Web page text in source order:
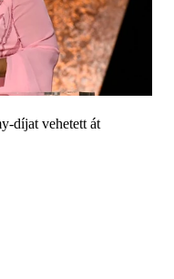
díjat vehetett át